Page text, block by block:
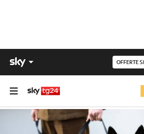
OFFERTE